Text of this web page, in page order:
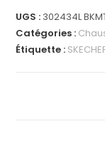
UGS : 302434L
Catégories :
Étiquette :